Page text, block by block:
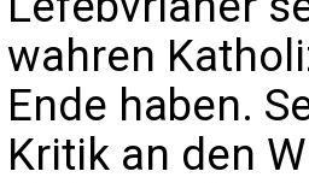
wahren
Ende haben.
Kritik an den